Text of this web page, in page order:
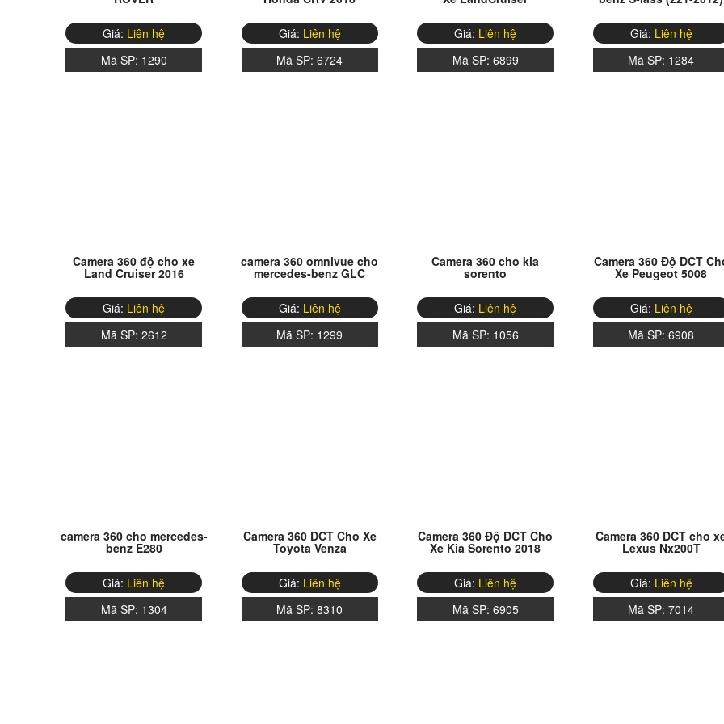
Giá: Liên hệ
Mã SP: 1290
Giá: Liên hệ
Mã SP:6724
Giá: Liên hệ
Mã SP: 6899
Giá: Liên hệ
Mã SP: 1284
Camera 360 độ cho xe
Land Cruiser 2016
Giá: Liên hệ
Mã SP: 2612
camera 360 omnivue cho
mercedes-benz GLC
Giá: Liên hệ
Mã SP: 1299
Camera 360 cho kia
sorento
Giá: Liên hệ
Mã SP: 1056
Camera 360 Độ DCT
Xe Peugeot 5008
Giá: Liên hệ
Mã SP:6908
camera 360 cho mercedes-
benz E280
Giá: Liên hệ
Mã SP: 1304
Camera 360 DCT Cho Xe
Toyota Venza
Giá: Liên hệ
Mã SP:8310
Camera 360 Độ DCT Cho
Xe Kia Sorento 2018
Giá: Liên hệ
Mã SP: 6905
Camera 360 DCT cho
Lexus Nx200T
Giá: Liên hệ
Mã SP:7014